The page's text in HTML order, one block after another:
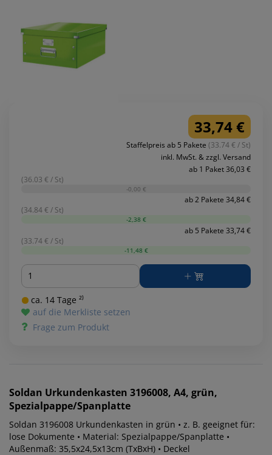
33,74 €
Staffelpreis ab 5 Pakete (33.74 € / St)
inkl. MwSt. & zzgl. Versand
ab 1 Paket 36,03 €
(36.03 € / St)
-0,00 €
ab 2 Pakete 34,84 €
(34.84 € / St)
-2,38 €
ab 5 Pakete 33,74 €
(33.74 € / St)
-11,48 €
Menge
ca. 14 Tage ²⁾
auf die Merkliste setzen
Frage zum Produkt
Soldan Urkundenkasten 3196008, A4, grün,
Spezialpappe/Spanplatte
Soldan 3196008 Urkundenkasten in grün • z. B. geeignet für:
lose Dokumente • Material: Spezialpappe/Spanplatte •
Außenmaß: 35,5x24,5x13cm (TxBxH) • Deckel